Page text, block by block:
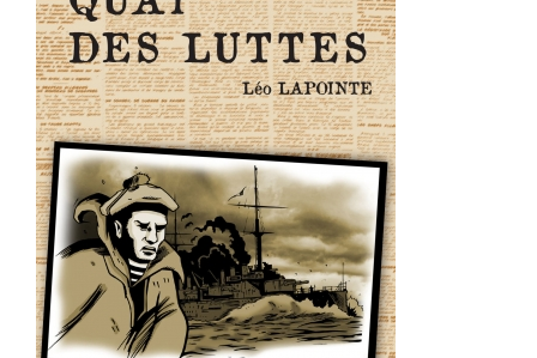
XXe siècle
Autres civilisations
Thématiques